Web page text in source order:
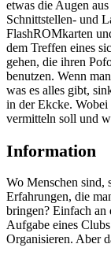
etwas die Augen
Schnittstellen- und
FlashROMkarten
dem Treffen eines
gehen, die ihren
benutzen. Wenn
was es alles gibt,
in der Ekcke.
vermitteln soll und
Information
Wo Menschen sind,
Erfahrungen, die
bringen? Einfach an
Aufgabe eines
Organisieren. Aber